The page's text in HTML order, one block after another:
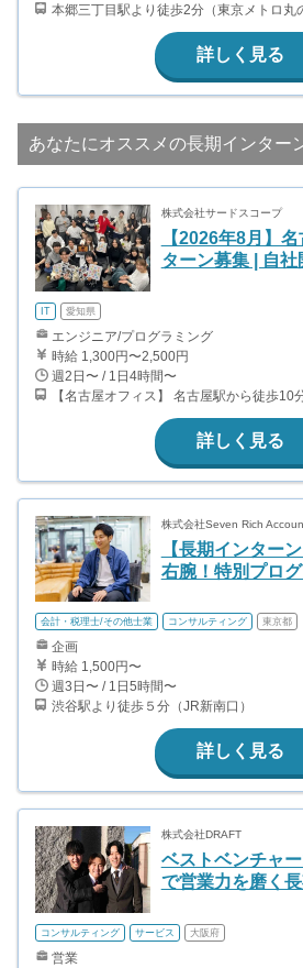
詳しく見る
あなたにオススメの長期インター
株式会社サードスコープ
【2026年8月】
ターン募集 | 自社
IT 愛知県
エンジニア/プログラミング
時給 1,300円〜2,500円
週2日〜 / 1日4時間〜
【名古屋オフィス】 名古屋駅から徒歩10
詳しく見る
株式会社Seven Rich
【長期インター
右腕！特別プロ
会計・税理士/その他士業 コンサルティング 東京都
企画
時給 1,500円〜
週3日〜 / 1日5時間〜
渋谷駅より徒歩５分（JR新南口）
詳しく見る
株式会社DRAFT
ベストベンチャ
で営業力を磨く
コンサルティング サービス 大阪府
営業